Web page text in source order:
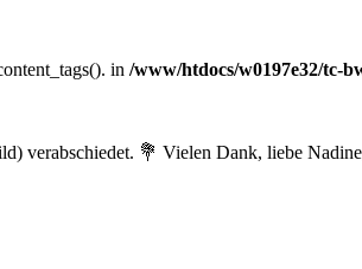
in /www/htdocs/w0197e32/tc-
verabschiedet. 💐 Vielen Dank, liebe